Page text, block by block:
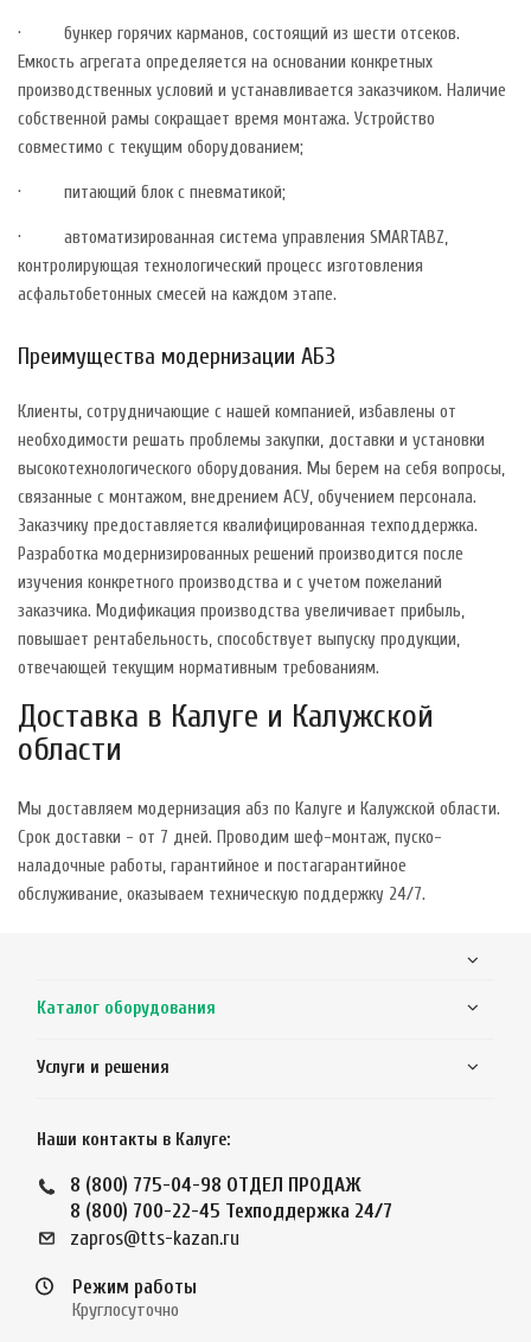
· бункер горячих карманов, состоящий из шести отсеков.
Емкость агрегата определяется на основании конкретных
производственных условий и устанавливается заказчиком. Наличие
собственной рамы сокращает время монтажа. Устройство
совместимо с текущим оборудованием;
· питающий блок с пневматикой;
· автоматизированная система управления SMARTABZ,
контролирующая технологический процесс изготовления
асфальтобетонных смесей на каждом этапе.
Преимущества модернизации АБЗ
Клиенты, сотрудничающие с нашей компанией, избавлены от
необходимости решать проблемы закупки, доставки и установки
высокотехнологического оборудования. Мы берем на себя вопросы,
связанные с монтажом, внедрением АСУ, обучением персонала.
Заказчику предоставляется квалифицированная техподдержка.
Разработка модернизированных решений производится после
изучения конкретного производства и с учетом пожеланий
заказчика. Модификация производства увеличивает прибыль,
повышает рентабельность, способствует выпуску продукции,
отвечающей текущим нормативным требованиям.
Доставка в Калуге и Калужской
области
Мы доставляем модернизация абз по Калуге и Калужской области.
Срок доставки - от 7 дней. Проводим шеф-монтаж, пуско-
наладочные работы, гарантийное и постагарантийное
обслуживание, оказываем техническую поддержку 24/7.
Каталог оборудования
Услуги и решения
Наши контакты в Калуге:
8 (800) 775-04-98 ОТДЕЛ ПРОДАЖ
8 (800) 700-22-45 Техподдержка 24/7
zapros@tts-kazan.ru
Режим работы
Круглосуточно